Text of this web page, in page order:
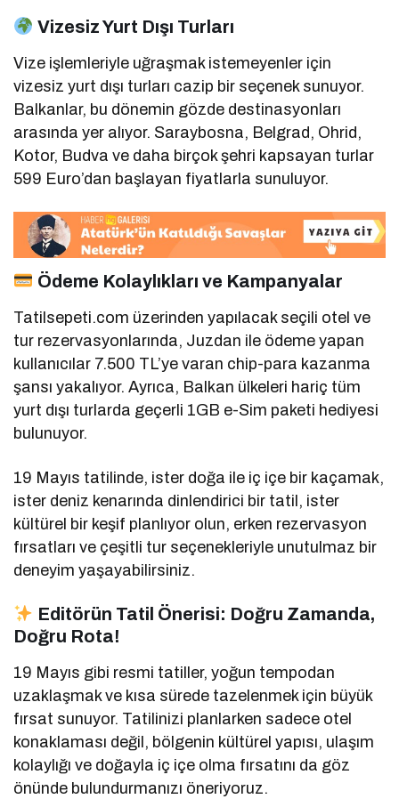
Vizesiz Yurt Dışı Turları
Vize işlemleriyle uğraşmak istemeyenler için
vizesiz yurt dışı turları cazip bir seçenek sunuyor.
Balkanlar, bu dönemin gözde destinasyonları
arasında yer alıyor. Saraybosna, Belgrad, Ohrid,
Kotor, Budva ve daha birçok şehri kapsayan turlar
599 Euro’dan başlayan fiyatlarla sunuluyor.
Ödeme Kolaylıkları ve Kampanyalar
Tatilsepeti.com üzerinden yapılacak seçili otel ve
tur rezervasyonlarında, Juzdan ile ödeme yapan
kullanıcılar 7.500 TL’ye varan chip-para kazanma
şansı yakalıyor. Ayrıca, Balkan ülkeleri hariç tüm
yurt dışı turlarda geçerli 1GB e-Sim paketi hediyesi
bulunuyor.
19 Mayıs tatilinde, ister doğa ile iç içe bir kaçamak,
ister deniz kenarında dinlendirici bir tatil, ister
kültürel bir keşif planlıyor olun, erken rezervasyon
fırsatları ve çeşitli tur seçenekleriyle unutulmaz bir
deneyim yaşayabilirsiniz.
Editörün Tatil Önerisi: Doğru Zamanda,
Doğru Rota!
19 Mayıs gibi resmi tatiller, yoğun tempodan
uzaklaşmak ve kısa sürede tazelenmek için büyük
fırsat sunuyor. Tatilinizi planlarken sadece otel
konaklaması değil, bölgenin kültürel yapısı, ulaşım
kolaylığı ve doğayla iç içe olma fırsatını da göz
önünde bulundurmanızı öneriyoruz.